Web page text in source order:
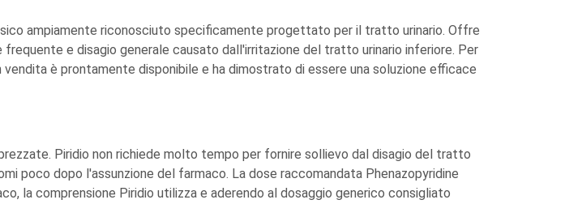
ampiamente riconosciuto specificamente progettato per il tratto urinario. Offre
e disagio generale causato dall'irritazione del tratto urinario inferiore. Per
è prontamente disponibile e ha dimostrato di essere una soluzione efficace
Piridio non richiede molto tempo per fornire sollievo dal disagio del tratto
poco dopo l'assunzione del farmaco. La dose raccomandata Phenazopyridine
la comprensione Piridio utilizza e aderendo al dosaggio generico consigliato